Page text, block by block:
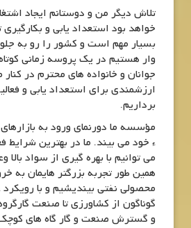
تلاش دیگر من و دوستانم ایجاد
خواهد بود استعداد یابی و بکارگیری
بسیار مهم است و کشور را رو به
وار هستیم در یک پروسه زمانی
جوانان و خانواده های محترم در کنار
ارزشمندی برای استعداد یابی و
برداریم.
مؤسسه ما دورنمای ورود به
ء خود می بیند. ما در بهترین شرایط
می توانیم با بهره گیری از سواد
همین طور تجربه بزرگتر هایمان به
محصولی نفتی بیندیشیم و با
گوناگون از کشاورزی تا صنعت
و گسترش صنعت و گار گاه های کوچک